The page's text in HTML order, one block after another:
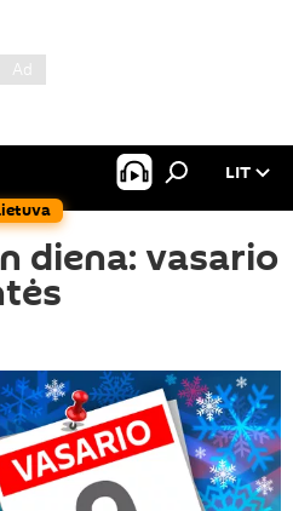
LIT
diena: vasario